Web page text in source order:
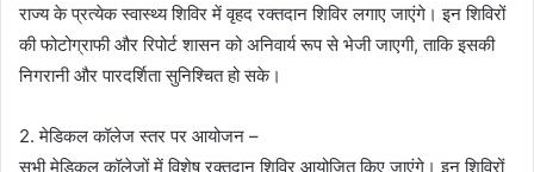
राज्य के प्रत्येक स्वास्थ्य शिविर में वृहद रक्तदान शिविर लगाए जाएंगे। इन शिविरों
की फोटोग्राफी और रिपोर्ट शासन को अनिवार्य रूप से भेजी जाएगी, ताकि इसकी
निगरानी और पारदर्शिता सुनिश्चित हो सके।
2. मेडिकल कॉलेज स्तर पर आयोजन –
सभी मेडिकल कॉलेजों में विशेष रक्तदान शिविर आयोजित किए जाएंगे। इन शिविरों